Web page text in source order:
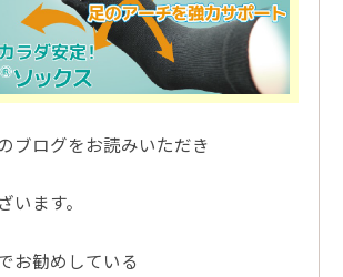
ブログをお読みいただき
います。
お勧めしている